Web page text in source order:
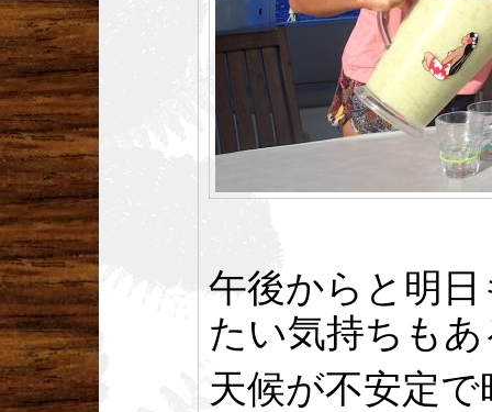
午後からと明
たい気持ちも
天候が不安定